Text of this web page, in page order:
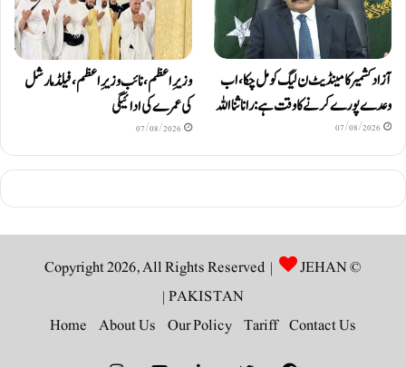
آزاد کشمیر کا مینڈیٹ ن لیگ کو مل چکا، اب
وعدے پورے کرنے کا وقت ہے: رانا ثنا اللہ
07/08/2026
وزیرِاعظم، نائب وزیرِ اعظم، فیلڈ مارشل
کی عمرے کی ادائیگی
07/08/2026
© Copyright 2026, All Rights Reserved |
JEHAN
PAKISTAN
|
Contact Us
Tariff
Our Policy
About Us
Home